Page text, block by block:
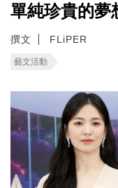
單純珍貴的夢
撰文 FLiPER
藝文活動